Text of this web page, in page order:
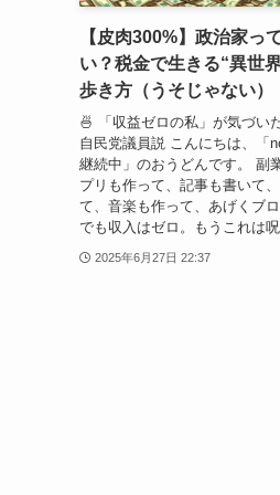
【皮肉300%】政治家っ
い？税金で生きる“異世
歩き方（うそじゃない）
🍜 「収益ゼロの私」が気づい
自民党議員説 こんにちは、「
継続中」のおうどんです。 副
プリも作って、記事も書いて
て、音楽も作って、あげくブロ
でも収入はゼロ。もうこれは呪
2025年6月27日 22:37